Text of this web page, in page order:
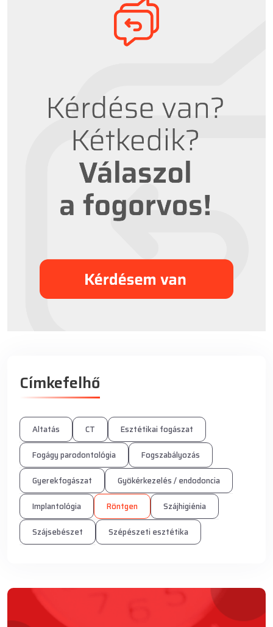
Címkefelhő
Altatás CT
Esztétikai fogászat
Fogágy parodontológia
Fogszabályozás
Gyerekfogászat
Gyökérkezelés / endodoncia
Implantológia
Röntgen
Szájhigiénia
Szájsebészet
Szépészeti esztétika